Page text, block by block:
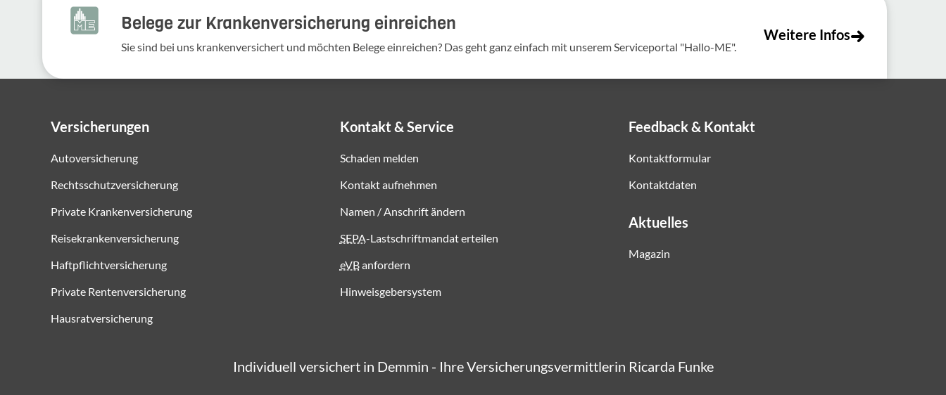
Belege zur Krankenversicherung einreichen
Sie sind bei uns krankenversichert und möchten Belege einreichen? Das geht ganz einfach mit unserem Serviceportal "Hallo-ME".
Weitere Infos
Versicherungen
Autoversicherung
Rechtsschutzversicherung
Private Krankenversicherung
Reisekrankenversicherung
Haftpflichtversicherung
Private Rentenversicherung
Hausratversicherung
Kontakt & Service
Schaden melden
Kontakt aufnehmen
Namen / Anschrift ändern
SEPA-Lastschriftmandat erteilen
eVBanfordern
Hinweisgebersystem
Feedback & Kontakt
Kontaktformular
Kontaktdaten
Aktuelles
Magazin
Individuell versichert in Demmin - Ihre Versicherungsvermittlerin Ricarda Funke